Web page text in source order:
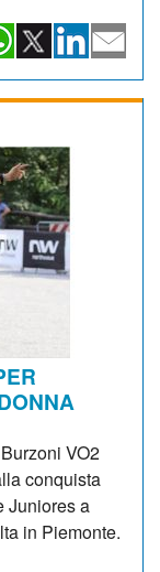
VO2
conquista
Juniores a
in Piemonte.